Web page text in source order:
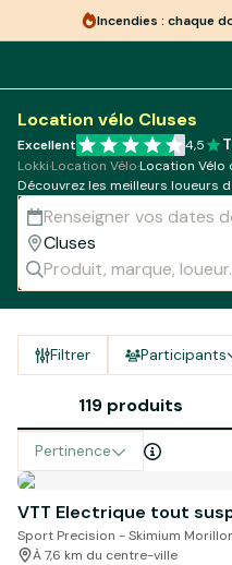
Incendies : chaque
Location vélo Cluses
Excellent 4,5
Lokki·Location Vélo·Location Vélo
Découvrez les meilleurs loueurs
modèles, tarifs et disponibilités !
Filtrer Participants
119 produits
Pertinence
VTT Electrique tout
Sport Precision - Skimium
À 7,6 km du centre-ville